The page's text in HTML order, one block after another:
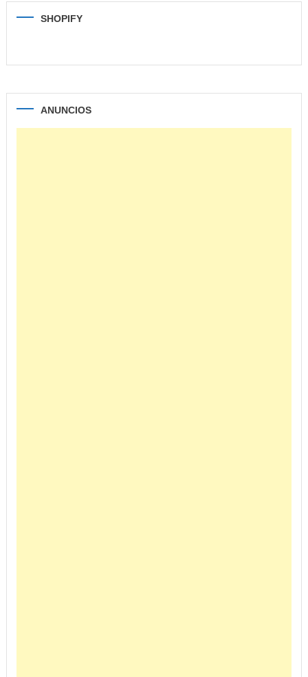
SHOPIFY
ANUNCIOS